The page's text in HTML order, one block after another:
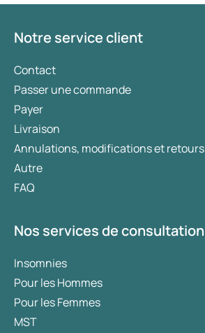
d’utilisation de médicaments.
Notre service client
Contact
Passer une commande
Payer
Livraison
Annulations, modifications et retours
Autre
FAQ
Nos services de consultation
Insomnies
Pour les Hommes
Pour les Femmes
MST